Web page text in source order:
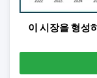
이 시장을 형성